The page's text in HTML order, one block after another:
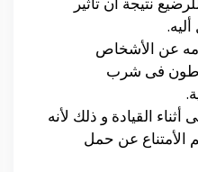
عن الأشخاص
فى شرب
القيادة و ذلك لأنه
الأمتناع عن حمل